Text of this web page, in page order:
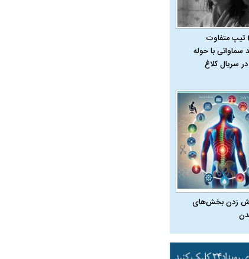
تیپ متفاوت
سماواتی با حوله
سریال کلاغ
زدن بخش‌های
قاجار چگونه
حکومت پهلوی